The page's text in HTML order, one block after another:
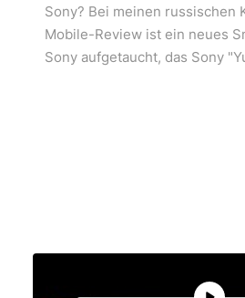
Sony? Bei meinen russischen
Mobile-Review ist ein neues
Sony aufgetaucht, das Sony